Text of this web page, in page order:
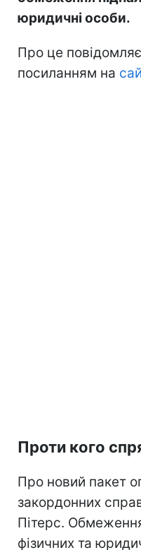
юридичні особи.
Про це повідомляє
посиланням на
Проти кого
Про новий пакет
закордонних
Пітерс.
фізичних та